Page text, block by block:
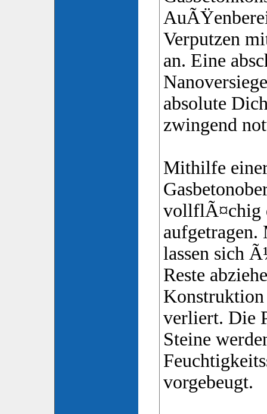
Verputzen
an. Eine
absolute
zwingend
Mithilfe
vollflÃ¤chig
lassen sich
Reste
verliert. Die
Steine
vorgebeugt.